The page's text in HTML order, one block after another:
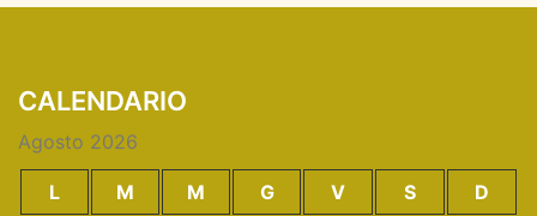
CALENDARIO
Agosto 2026
L M M G V S
D